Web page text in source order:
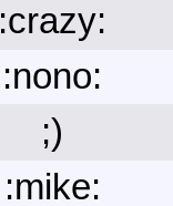
:crazy:
:nono:
;)
:mike: